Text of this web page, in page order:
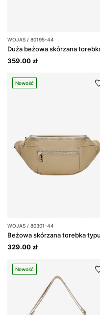
WOJAS / 80195-44
359.00 zł
Nowość
WOJAS / 80301-44
329.00 zł
Nowość